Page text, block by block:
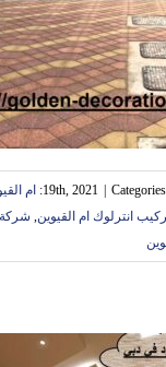
Categories: ام
انترلوك ام القيوين, شركة